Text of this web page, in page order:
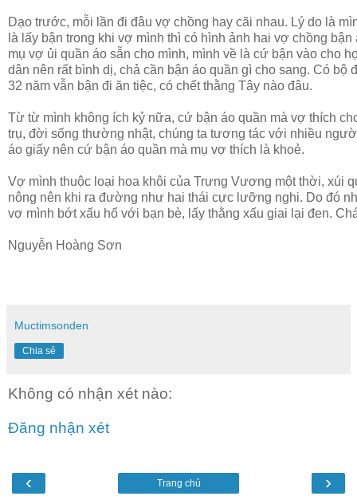
Dạo trước, mỗi lần đi đâu vợ chồng hay cãi nhau. Lý do là
là lấy bận trong khi vợ mình thì có hình ảnh hai vợ chồng
mụ vợ ủi quần áo sẵn cho mình, mình về là cứ bận vào cho
dân nên rất bình dị, chả cần bận áo quần gì cho sang. Có bộ
32 năm vẫn bận đi ăn tiệc, có chết thằng Tây nào đâu.
Từ từ mình không ích kỷ nữa, cứ bận áo quần mà vợ thích
trụ, đời sống thường nhật, chúng ta tương tác với nhiều
áo giấy nên cứ bận áo quần mà mụ vợ thích là khoẻ.
Vợ mình thuộc loại hoa khôi của Trưng Vương một thời, xúi
nông nên khi ra đường như hai thái cực lưỡng nghi. Do đó
vợ mình bớt xấu hổ với bạn bè, lấy thằng xấu giai lại đen.
Nguyễn Hoàng Sơn
Muctimsonden
Chia sẻ
Không có nhận xét nào:
Đăng nhận xét
‹ ›
Trang chủ